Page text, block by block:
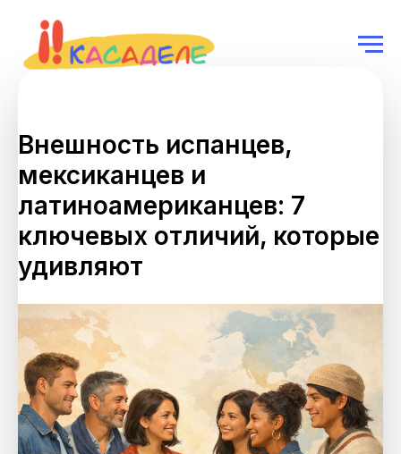
Внешность испанцев,
мексиканцев и
латиноамериканцев: 7
ключевых отличий, которые
удивляют